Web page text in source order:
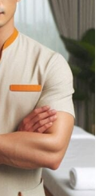
được thiết kế
mang lại vẻ
Mẫu đồng
spa có phong
nghiệp
hợp, có độ